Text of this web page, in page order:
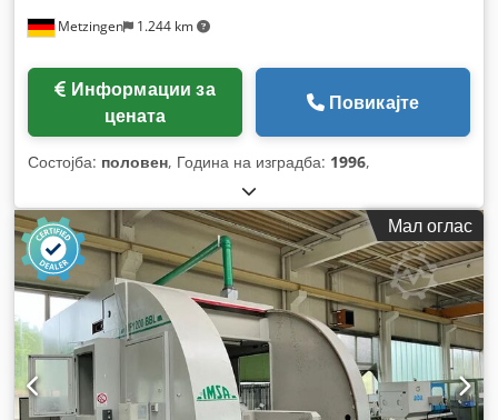
Metzingen 1.244 km
цената
Повикајте
Состојба: половен, Година на изградба: 1996,
Мал оглас